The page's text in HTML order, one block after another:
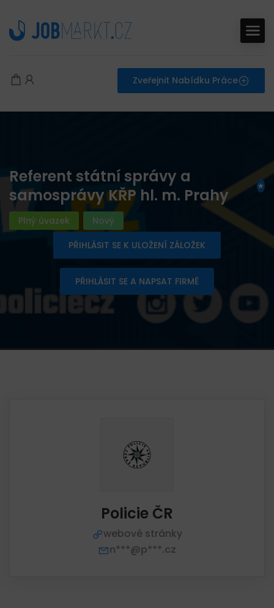
Zveřejnit Nabídku Práce
Referent státní správy a
samosprávy KŘP hl. m. Prahy
Plný úvazek
Nový
PŘIHLÁSIT SE K ULOŽENÍ ZÁLOŽEK
PŘIHLÁSIT SE A NAPSAT FIRMĚ
Policie ČR
webové stránky
n***@p***.cz